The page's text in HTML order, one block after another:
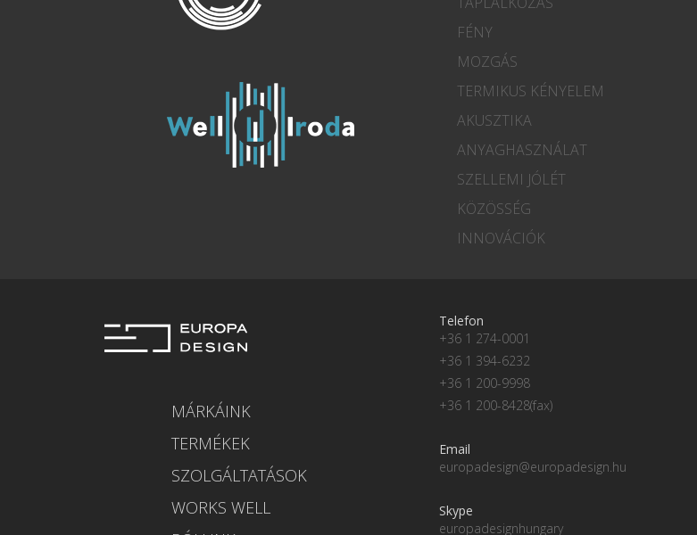
FÉNY
MOZGÁS
TERMIKUS KÉNYELEM
AKUSZTIKA
ANYAGHASZNÁLAT
SZELLEMI JÓLÉT
KÖZÖSSÉG
INNOVÁCIÓK
MÁRKÁINK
TERMÉKEK
SZOLGÁLTATÁSOK
WORKS WELL
Telefon
+36 1 274-0001
+36 1 394-6232
+36 1 200-9998
+36 1 200-8428(fax)
Email
europadesign@europadesign.hu
Skype
europadesignhungary